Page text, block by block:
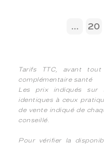
...
20
Tarifs TTC, avant
complémentaire santé
Les prix indiqués sur
identiques à ceux
de vente indiqué de
conseillé.
Pour vérifier la